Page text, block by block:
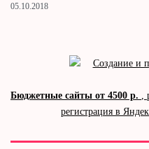
05.10.2018
Бюджетные сайты от 4500 р.
регистрация в